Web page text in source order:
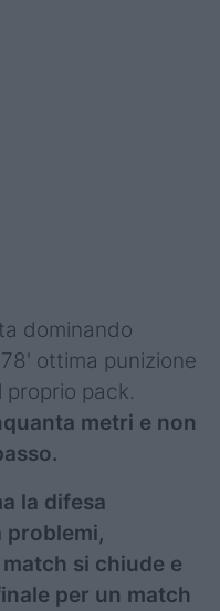
dominando
ottima punizione
proprio pack.
metri e non
la difesa
problemi,
si chiude e
per un match